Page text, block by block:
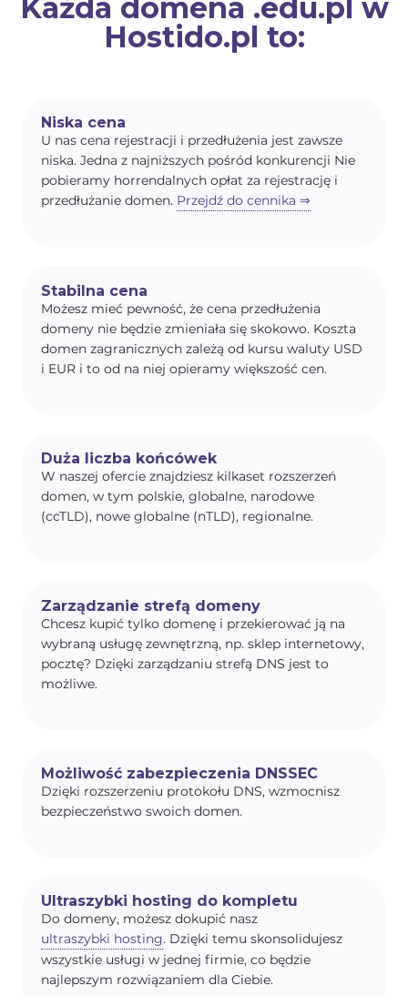
Każda domena .edu.pl w
Hostido.pl to:
Niska cena
U nas cena rejestracji i przedłużenia jest zawsze
niska. Jedna z najniższych pośród konkurencji Nie
pobieramy horrendalnych opłat za rejestrację i
przedłużanie domen. Przejdź do cennika ⇒
Stabilna cena
Możesz mieć pewność, że cena przedłużenia
domeny nie będzie zmieniała się skokowo. Koszta
domen zagranicznych zależą od kursu waluty USD
i EUR i to od na niej opieramy większość cen.
Duża liczba końcówek
W naszej ofercie znajdziesz kilkaset rozszerzeń
domen, w tym polskie, globalne, narodowe
(ccTLD), nowe globalne (nTLD), regionalne.
Zarządzanie strefą domeny
Chcesz kupić tylko domenę i przekierować ją na
wybraną usługę zewnętrzną, np. sklep internetowy,
pocztę? Dzięki zarządzaniu strefą DNS jest to
możliwe.
Możliwość zabezpieczenia DNSSEC
Dzięki rozszerzeniu protokołu DNS, wzmocnisz
bezpieczeństwo swoich domen.
Ultraszybki hosting do kompletu
Do domeny, możesz dokupić nasz
ultraszybki hosting. Dzięki temu skonsolidujesz
wszystkie usługi w jednej firmie, co będzie
najlepszym rozwiązaniem dla Ciebie.